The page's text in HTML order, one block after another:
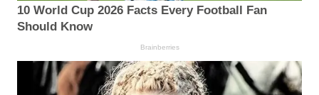
10 World Cup 2026 Facts Every Football Fan
Should Know
Brainberries